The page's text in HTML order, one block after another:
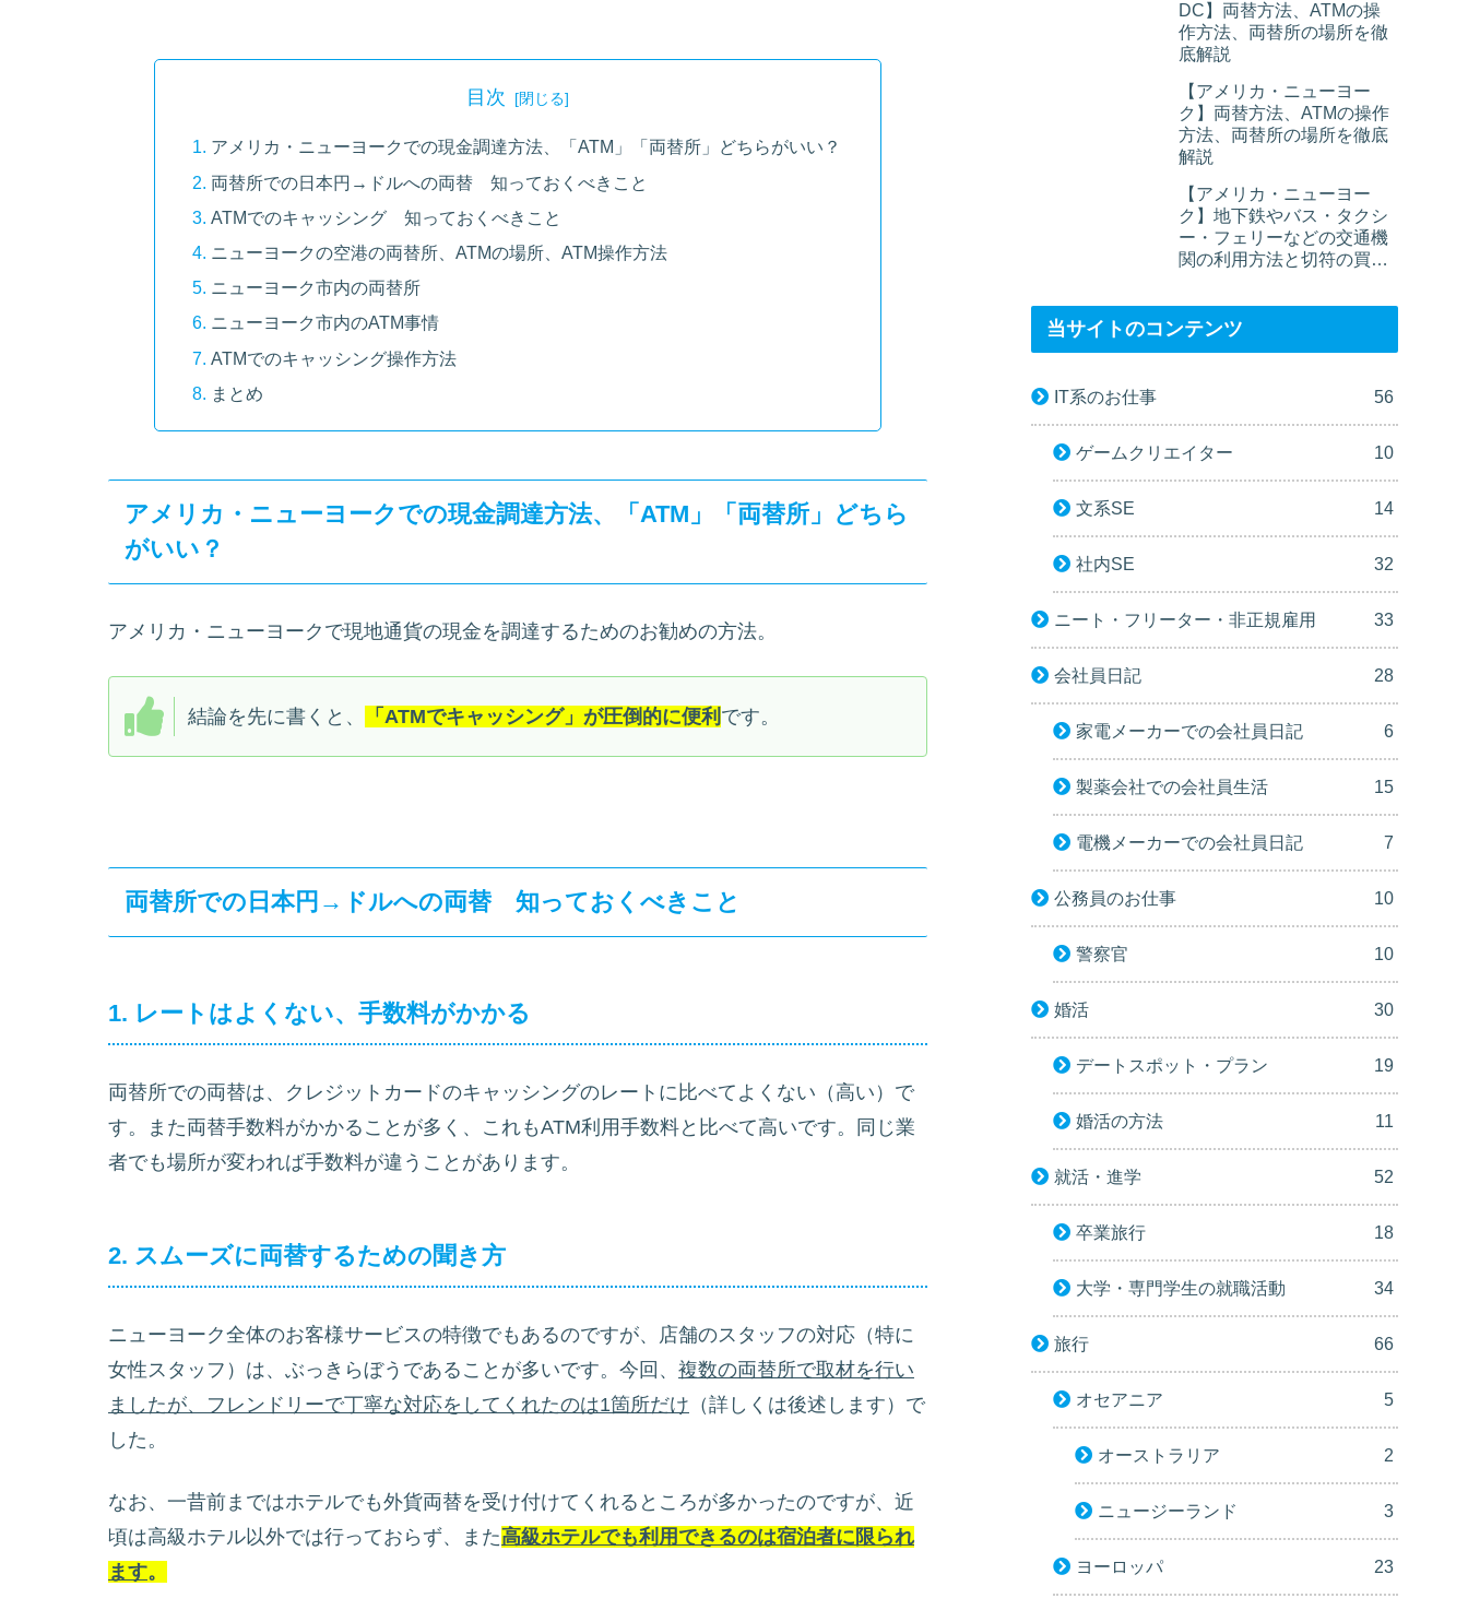
目次
アメリカ・ニューヨークでの現金調達方法、「ATM」「両替所」どちらがいい？
両替所での日本円→ドルへの両替 知っておくべきこと
ATMでのキャッシング 知っておくべきこと
ニューヨークの空港の両替所、ATMの場所、ATM操作方法
ニューヨーク市内の両替所
ニューヨーク市内のATM事情
ATMでのキャッシング操作方法
まとめ
アメリカ・ニューヨークでの現金調達方法、「ATM」「両替所」どちら
がいい？
アメリカ・ニューヨークで現地通貨の現金を調達するためのお勧めの方法。
結論を先に書くと、 「ATMでキャッシング」が圧倒的に便利 です。
両替所での日本円→ドルへの両替 知っておくべきこと
1. レートはよくない、手数料がかかる
両替所での両替は、クレジットカードのキャッシングのレートに比べてよくない（高い）で
す。また両替手数料がかかることが多く、これもATM利用手数料と比べて高いです。同じ業
者でも場所が変われば手数料が違うことがあります。
2. スムーズに両替するための聞き方
ニューヨーク全体のお客様サービスの特徴でもあるのですが、店舗のスタッフの対応（特に
女性スタッフ）は、ぶっきらぼうであることが多いです。今回、 複数の両替所で取材を行い
ましたが、フレンドリーで丁寧な対応をしてくれたのは1箇所だけ （詳しくは後述します）で
した。
なお、一昔前まではホテルでも外貨両替を受け付けてくれるところが多かったのですが、近
頃は高級ホテル以外では行っておらず、また高級ホテルでも利用できるのは宿泊者に限られ
ます。
DC】両替方法、ATMの操
作方法、両替所の場所を徹
底解説
【アメリカ・ニューヨー
ク】両替方法、ATMの操作
方法、両替所の場所を徹底
解説
【アメリカ・ニューヨー
ク】地下鉄やバス・タクシ
ー・フェリーなどの交通機
関の利用方法と切符の買い
当サイトのコンテンツ
IT系のお仕事 56
ゲームクリエイター 10
文系SE 14
社内SE 32
ニート・フリーター・非正規雇用 33
会社員日記 28
家電メーカーでの会社員日記 6
製薬会社での会社員生活 15
電機メーカーでの会社員日記 7
公務員のお仕事 10
警察官 10
婚活 30
デートスポット・プラン 19
婚活の方法 11
就活・進学 52
卒業旅行 18
大学・専門学生の就職活動 34
旅行 66
オセアニア 5
オーストラリア 2
ニュージーランド 3
ヨーロッパ 23